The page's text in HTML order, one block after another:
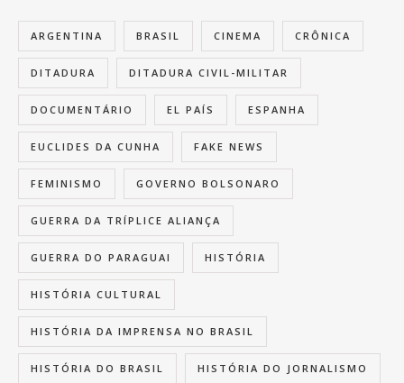
ARGENTINA BRASIL CINEMA CRÔNICA
DITADURA DITADURA CIVIL-MILITAR
DOCUMENTÁRIO EL PAÍS ESPANHA
EUCLIDES DA CUNHA FAKE NEWS
FEMINISMO GOVERNO BOLSONARO
GUERRA DA TRÍPLICE ALIANÇA
GUERRA DO PARAGUAI HISTÓRIA
HISTÓRIA CULTURAL
HISTÓRIA DA IMPRENSA NO BRASIL
HISTÓRIA DO BRASIL HISTÓRIA DO JORNALISMO